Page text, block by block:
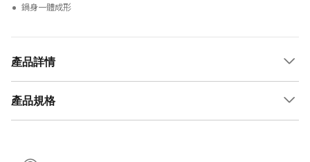
鍋身一體成形
產品詳情
產品規格